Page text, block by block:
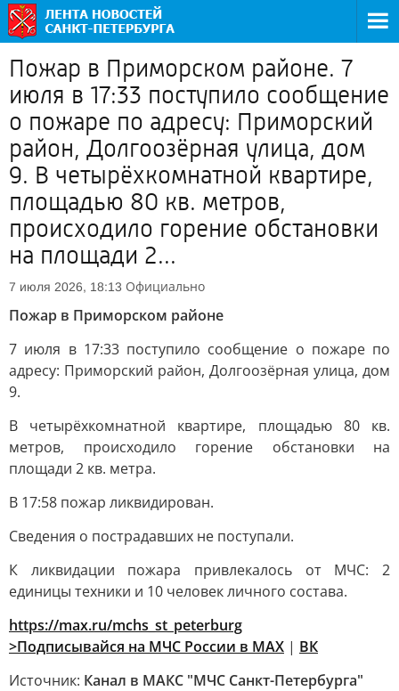
Пожар в Приморском районе. 7
июля в 17:33 поступило сообщение
о пожаре по адресу: Приморский
район, Долгоозёрная улица, дом
9. В четырёхкомнатной квартире,
площадью 80 кв. метров,
происходило горение обстановки
на площади 2...
7 июля 2026, 18:13 Официально
Пожар в Приморском районе
7 июля в 17:33 поступило сообщение о пожаре по
адресу: Приморский район, Долгоозёрная улица, дом
9.
В четырёхкомнатной квартире, площадью 80 кв.
метров, происходило горение обстановки на
площади 2 кв. метра.
В 17:58 пожар ликвидирован.
Сведения о пострадавших не поступали.
К ликвидации пожара привлекалось от МЧС: 2
единицы техники и 10 человек личного состава.
https://max.ru/mchs_st_peterburg
>Подписывайся на МЧС России в MAX | ВК
Источник: Канал в МАКС "МЧС Санкт-Петербурга"